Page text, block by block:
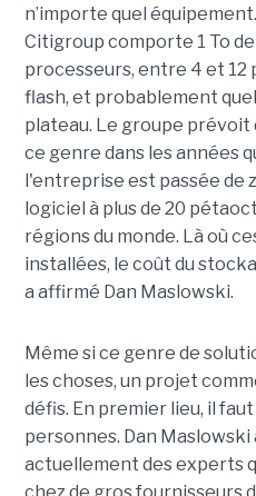
n’importe quel
Citigroup comporte 1 To
processeurs, entre 4 et
flash, et probablement
plateau. Le groupe prévoit
ce genre dans les années
l'entreprise est passée de
logiciel à plus de 20
régions du monde. Là où
installées, le coût du
a affirmé Dan Maslowski.
Même si ce genre de
les choses, un projet
défis. En premier lieu, il
personnes. Dan Maslowski
actuellement des experts